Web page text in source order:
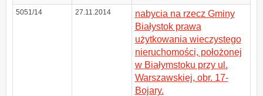
5051/14 27.11.2014
nabycia na rzecz Gminy
Białystok prawa
użytkowania wieczystego
nieruchomości, położonej
w Białymstoku przy ul.
Warszawskiej, obr. 17-
Bojary.